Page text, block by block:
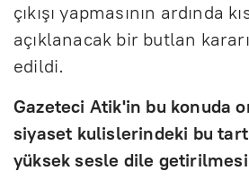
çıkışı yapmasının ardında
açıklanacak bir butlan
edildi.
Gazeteci Atik'in bu konuda
siyaset kulislerindeki bu
yüksek sesle dile